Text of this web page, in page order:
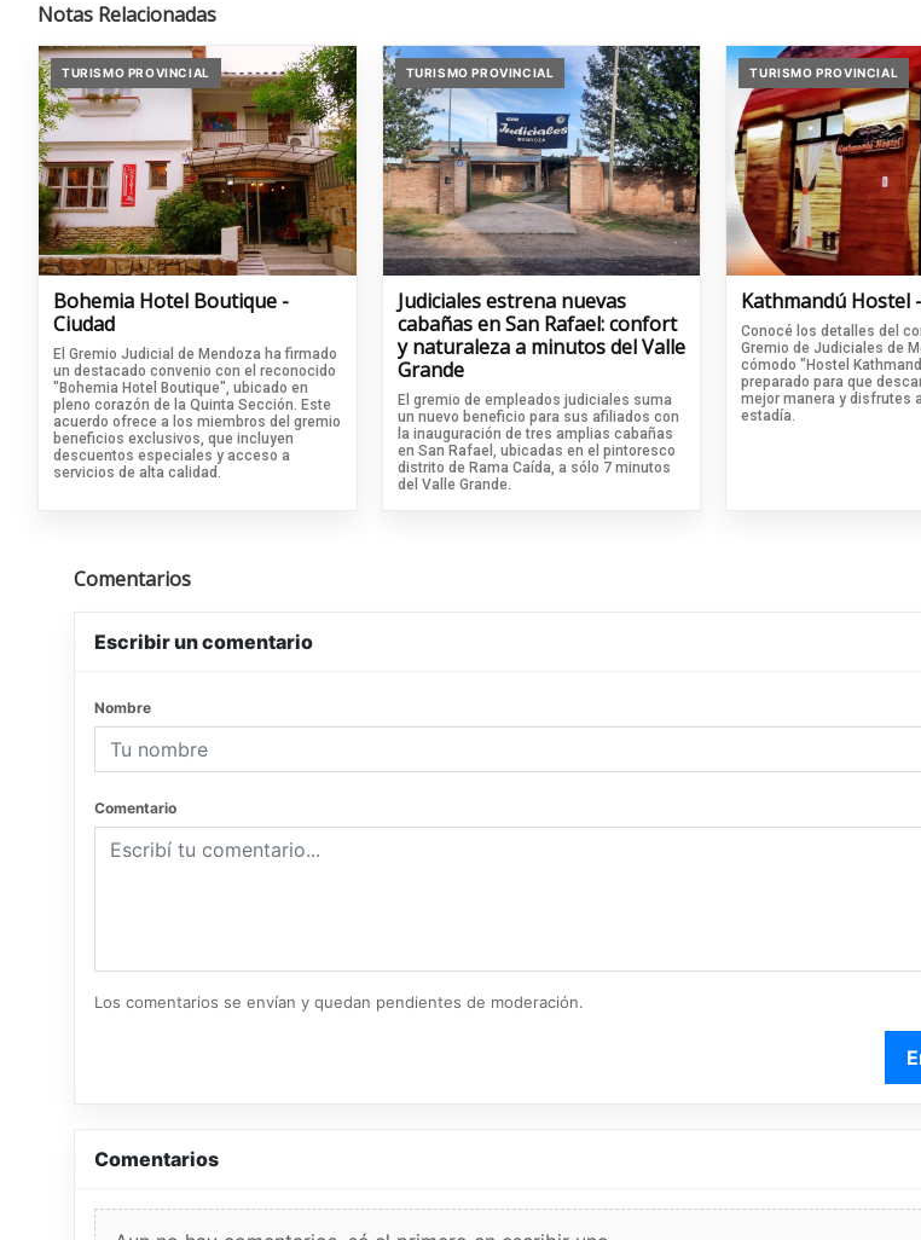
Notas Relacionadas
TURISMO PROVINCIAL
Bohemia Hotel Boutique -
Ciudad
El Gremio Judicial de Mendoza ha firmado
un destacado convenio con el reconocido
"Bohemia Hotel Boutique", ubicado en
pleno corazón de la Quinta Sección. Este
acuerdo ofrece a los miembros del gremio
beneficios exclusivos, que incluyen
descuentos especiales y acceso a
servicios de alta calidad.
TURISMO PROVINCIAL
Judiciales estrena nuevas
cabañas en San Rafael: confort
y naturaleza a minutos del Valle
Grande
El gremio de empleados judiciales suma
un nuevo beneficio para sus afiliados con
la inauguración de tres amplias cabañas
en San Rafael, ubicadas en el pintoresco
distrito de Rama Caída, a sólo 7 minutos
del Valle Grande.
TURISMO PROVINCIAL
Kathmandú Hostel
Conocé los detalles del
Gremio de Judiciales de
cómodo "Hostel
preparado para que
mejor manera y disfrutes
estadía.
Comentarios
Escribir un comentario
Nombre
Comentario
Los comentarios se envían y quedan pendientes de moderación.
Comentarios